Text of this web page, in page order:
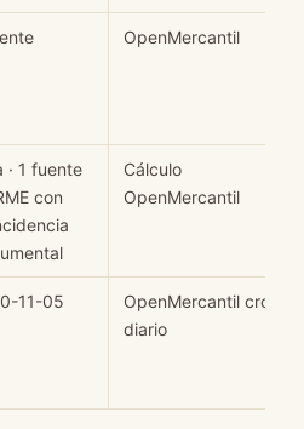
OpenMercantil
· 1 fuente
con
Cálculo
OpenMercantil
11-05
OpenMercantil cron
diario